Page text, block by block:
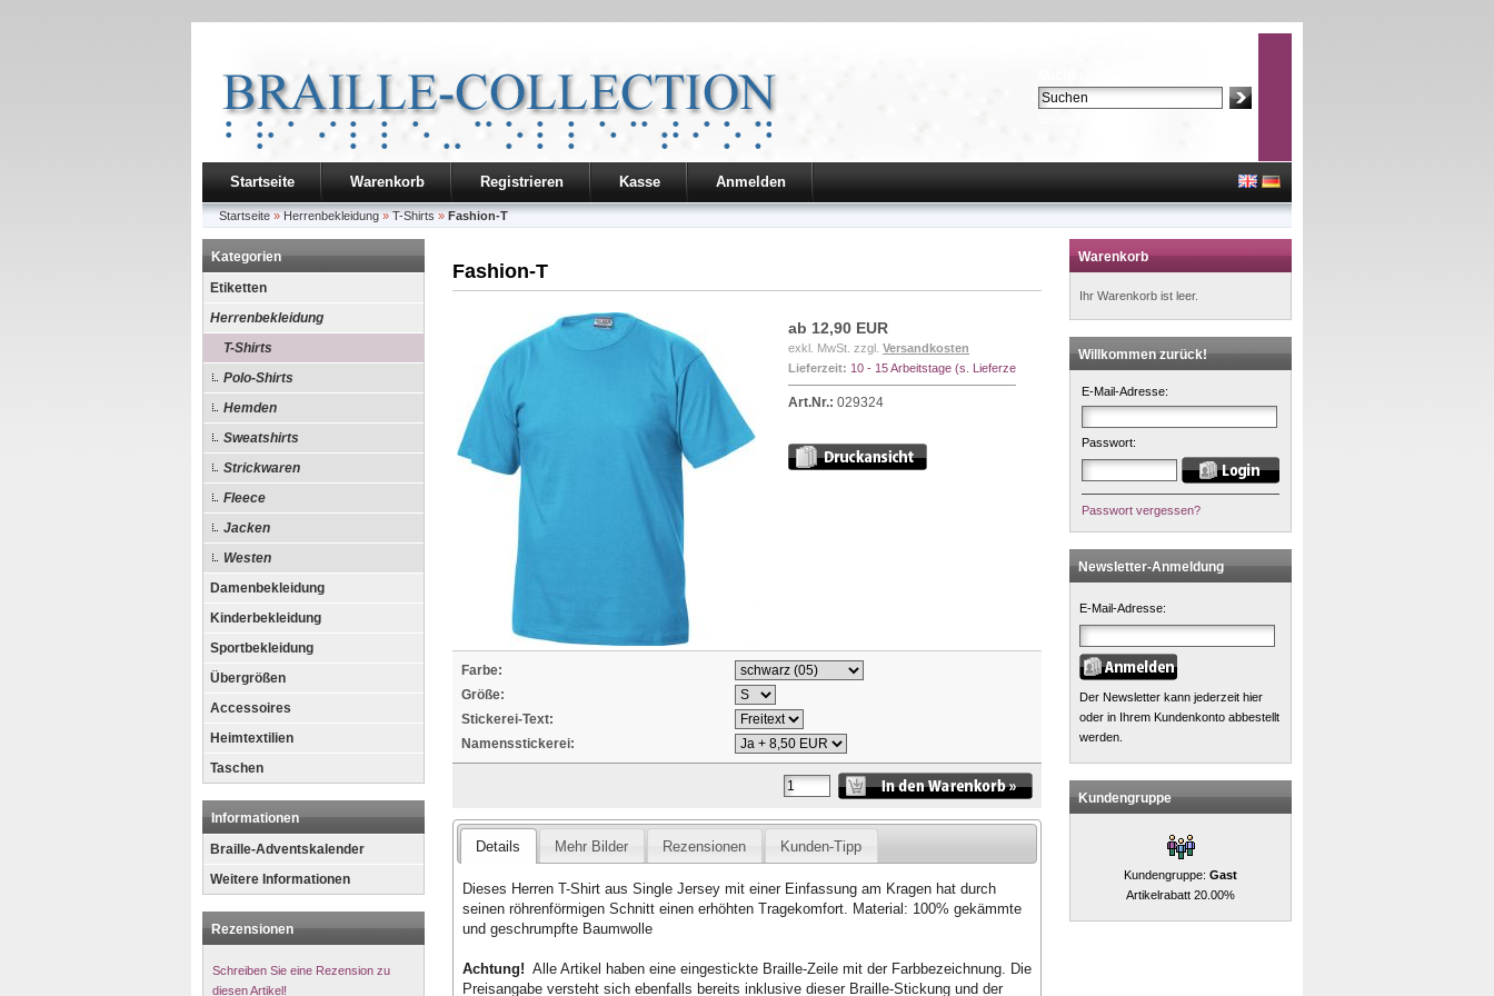
Startseite Warenkorb Registrieren Kasse Anmelden
Startseite » Herrenbekleidung » T-Shirts » Fashion-T
Kategorien
Etiketten
Herrenbekleidung
T-Shirts
Polo-Shirts
Hemden
Sweatshirts
Strickwaren
Fleece
Jacken
Westen
Damenbekleidung
Kinderbekleidung
Sportbekleidung
Übergrößen
Accessoires
Heimtextilien
Taschen
Informationen
Braille-Adventskalender
Weitere Informationen
Rezensionen
Schreiben Sie eine Rezension zu
diesen Artikel!
Fashion-T
ab 12,90 EUR
exkl. MwSt. zzgl. Versandkosten
Lieferzeit: 10 - 15 Arbeitstage (s. Lieferze
Art.Nr.: 029324
Farbe:
Größe:
Stickerei-Text:
Namensstickerei:
Details Mehr Bilder Rezensionen Kunden-Tipp
Dieses Herren T-Shirt aus Single Jersey mit einer Einfassung am Kragen hat durch
seinen röhrenförmigen Schnitt einen erhöhten Tragekomfort. Material: 100% gekämmte
und geschrumpfte Baumwolle
Achtung! Alle Artikel haben eine eingestickte Braille-Zeile mit der Farbbezeichnung. Die
Preisangabe versteht sich ebenfalls bereits inklusive dieser Braille-Stickung und der
Warenkorb
Ihr Warenkorb ist leer.
Willkommen zurück!
E-Mail-Adresse:
Passwort:
Passwort vergessen?
Newsletter-Anmeldung
E-Mail-Adresse:
Der Newsletter kann jederzeit hier
oder in Ihrem Kundenkonto abbestellt
werden.
Kundengruppe
Kundengruppe: Gast
Artikelrabatt 20.00%